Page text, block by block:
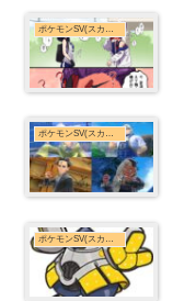
ポケモンSV(スカーレット・バイオレット)まとめ
ポケモンSV(スカーレット・バイオレット)まとめ